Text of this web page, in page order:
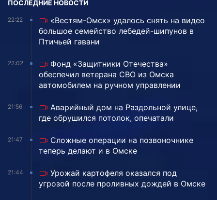
ПОСЛЕДНИЕ НОВОСТИ
22:22
«Вестям-Омск» удалось снять на видео
большое семейство лебедей-шипунов в
Птичьей гавани
22:02
Фонд «Защитники Отечества»
обеспечил ветерана СВО из Омска
автомобилем на ручном управлении
21:56
Аварийный дом на Раздольной улице,
где обрушился потолок, опечатали
21:47
Сложные операции на позвоночнике
теперь делают и в Омске
21:44
Урожай картофеля оказался под
угрозой после проливных дождей в Омске